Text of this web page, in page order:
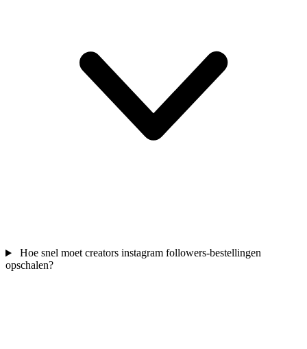
Hoe snel moet creators instagram followers-bestellingen
opschalen?